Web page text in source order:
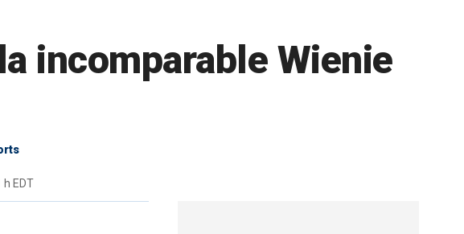
incomparable Wienie
h EDT